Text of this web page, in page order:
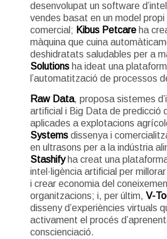
desenvolupat un software
vendes basat en un model propi
comercial; Kibus Petcareha
màquina que cuina
deshidratats saludables per a
Solutionsha ideat una
l’automatització de processos
Raw Data, proposa sistemes
artificial i Big Data de predicció
aplicades a explotacions
Systemsdissenya i
en ultrasons per a la indústria
Stashifyha creat una
intel·ligència artificial per
i crear economia del
organitzacions; i, per últim, V-
disseny d’experiències virtuals
activament el procés
conscienciació.